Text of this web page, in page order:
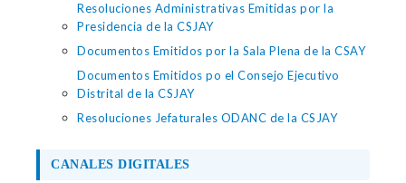
Resoluciones Administrativas Emitidas por la
Presidencia de la CSJAY
Documentos Emitidos por la Sala Plena de la CSAY
Documentos Emitidos po el Consejo Ejecutivo
Distrital de la CSJAY
Resoluciones Jefaturales ODANC de la CSJAY
CANALES DIGITALES